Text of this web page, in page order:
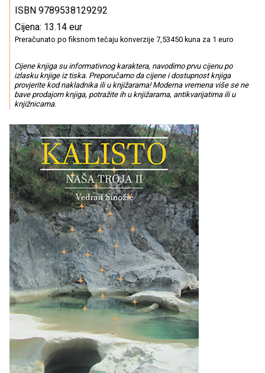
ISBN 9789538129292
Cijena: 13.14 eur
Preračunato po fiksnom tečaju konverzije 7,53450 kuna za 1 euro
Cijene knjiga su informativnog karaktera, navodimo prvu cijenu po
izlasku knjige iz tiska. Preporučamo da cijene i dostupnost knjiga
provjerite kod nakladnika ili u knjižarama! Moderna vremena više se ne
bave prodajom knjiga, potražite ih u knjižarama, antikvarijatima ili u
knjižnicama.